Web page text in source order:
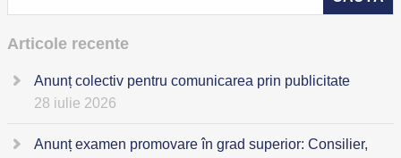
Articole recente
Anunț colectiv pentru comunicarea prin publicitate
28 iulie 2026
Anunț examen promovare în grad superior: Consilier,